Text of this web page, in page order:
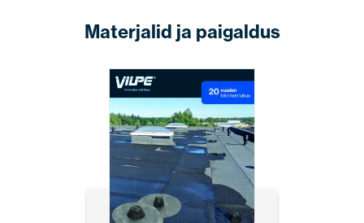
Materjalid ja paigaldus